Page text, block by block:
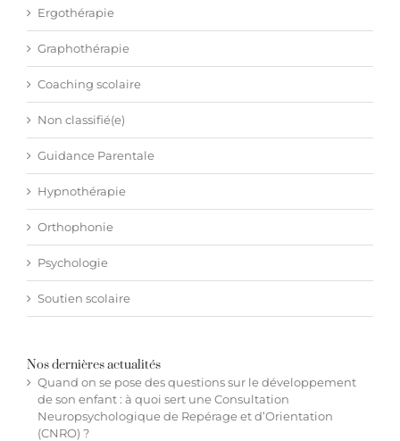
Ergothérapie
Graphothérapie
Coaching scolaire
Non classifié(e)
Guidance Parentale
Hypnothérapie
Orthophonie
Psychologie
Soutien scolaire
Nos dernières actualités
Quand on se pose des questions sur le développement
de son enfant : à quoi sert une Consultation
Neuropsychologique de Repérage et d’Orientation
(CNRO) ?